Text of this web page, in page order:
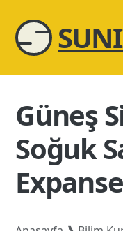
Güneş
Soğuk
Expanse